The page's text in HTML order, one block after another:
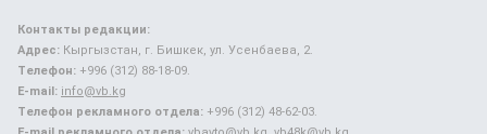
Контакты редакции:
Адрес: Кыргызстан, г. Бишкек, ул. Усенбаева, 2.
Телефон: +996 (312) 88-18-09.
E-mail: info@vb.kg
Телефон рекламного отдела: +996 (312) 48-62-03.